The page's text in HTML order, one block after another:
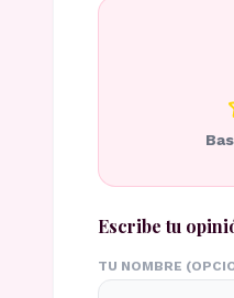
Escribe tu
TU NOMBRE